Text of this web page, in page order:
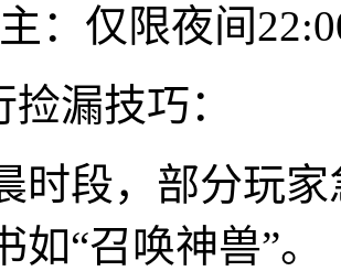
：仅限夜间
漏技巧：
时段，部分玩
如“召唤神兽”。